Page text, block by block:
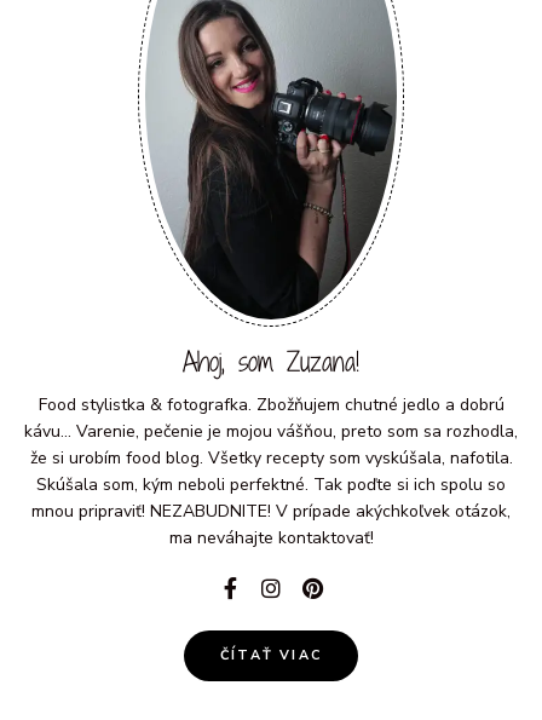
Ahoj, som Zuzana!
Food stylistka & fotografka. Zbožňujem chutné jedlo a dobrú
kávu... Varenie, pečenie je mojou vášňou, preto som sa rozhodla,
že si urobím food blog. Všetky recepty som vyskúšala, nafotila.
Skúšala som, kým neboli perfektné. Tak poďte si ich spolu so
mnou pripraviť! NEZABUDNITE! V prípade akýchkoľvek otázok,
ma neváhajte kontaktovať!
ČÍTAŤ VIAC